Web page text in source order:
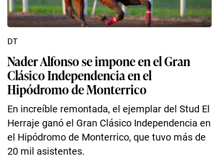
Nader Alfonso se impone en el Gran
Clásico Independencia en el
Hipódromo de Monterrico
En increíble remontada, el ejemplar del Stud El
Herraje ganó el Gran Clásico Independencia en
el Hipódromo de Monterrico, que tuvo más de
20 mil asistentes.
DT